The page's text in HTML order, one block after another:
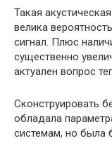
Такая
велика
сигнал. Плюс
существенно
актуален вопрос
Сконструировать
обладала
системам, но была